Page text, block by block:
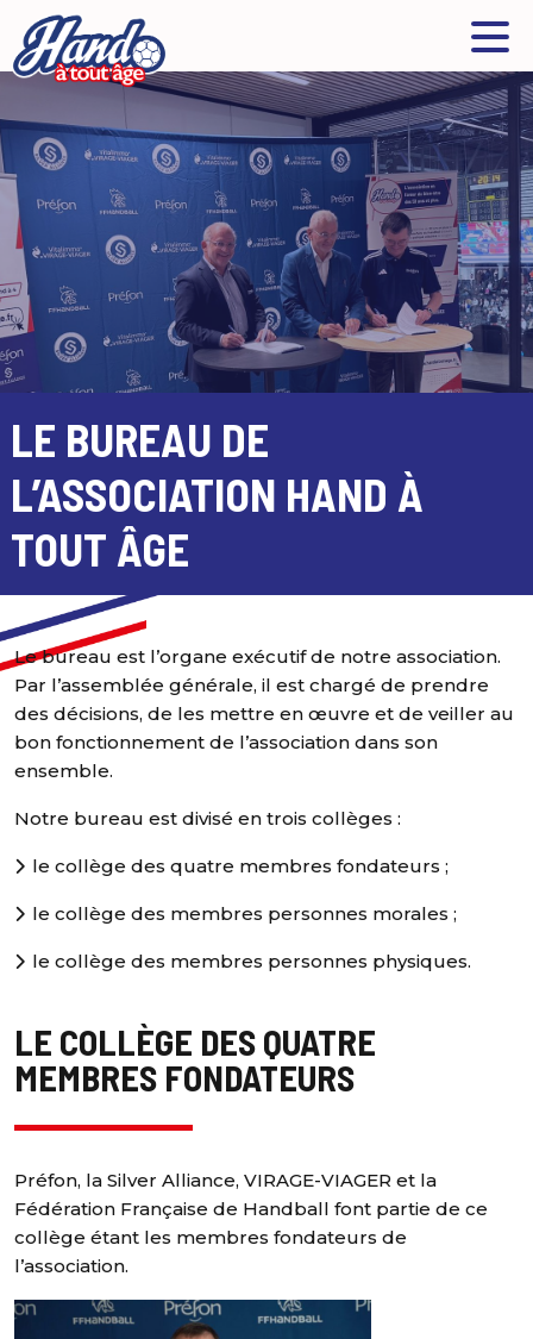
LE BUREAU DE
L’ASSOCIATION HAND À
TOUT ÂGE
Le bureau est l’organe exécutif de notre association.
Par l’assemblée générale, il est chargé de prendre
des décisions, de les mettre en œuvre et de veiller au
bon fonctionnement de l’association dans son
ensemble.
Notre bureau est divisé en trois collèges :
le collège des quatre membres fondateurs ;
le collège des membres personnes morales ;
le collège des membres personnes physiques.
LE COLLÈGE DES QUATRE
MEMBRES FONDATEURS
Préfon, la Silver Alliance, VIRAGE-VIAGER et la
Fédération Française de Handball font partie de ce
collège étant les membres fondateurs de
l’association.